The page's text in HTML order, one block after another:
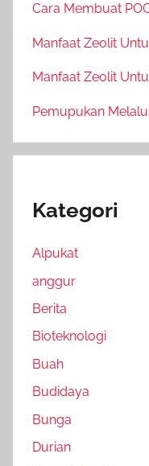
Cara Membuat
Manfaat Zeolit
Manfaat Zeolit
Pemupukan
Kategori
Alpukat
anggur
Berita
Bioteknologi
Buah
Budidaya
Bunga
Durian